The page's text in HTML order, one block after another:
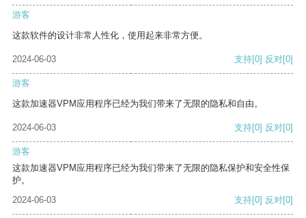
游客
这款软件的设计非常人性化，使用起来非常方便。
2024-06-03 支持[0] 反对[0]
游客
这款加速器VPM应用程序已经为我们带来了无限的隐私和自由。
2024-06-03 支持[0] 反对[0]
游客
这款加速器VPM应用程序已经为我们带来了无限的隐私保护和安全性保
护。
2024-06-03
支持[0] 反对[0]